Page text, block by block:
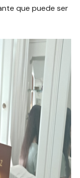
que puede ser